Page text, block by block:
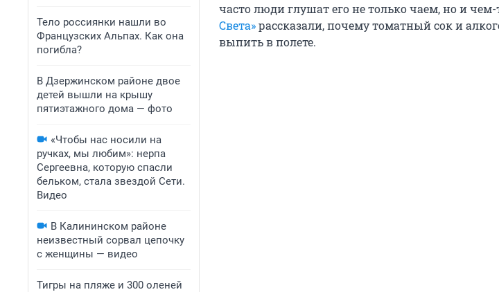
Тело россиянки нашли во
Французских Альпах. Как она
погибла?
В Дзержинском районе двое
детей вышли на крышу
пятиэтажного дома — фото
«Чтобы нас носили на
ручках, мы любим»: нерпа
Сергеевна, которую спасли
бельком, стала звездой Сети.
Видео
В Калининском районе
неизвестный сорвал цепочку
с женщины — видео
Тигры на пляже и 300 оленей
часто люди глушат его не только чаем, но и
Света»рассказали, почему томатный сок и
выпить в полете.